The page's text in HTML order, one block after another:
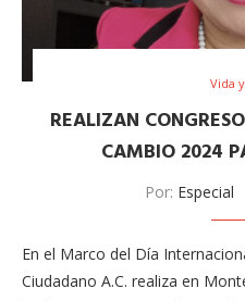
Vida
REALIZAN
CAMBIO 2024
Por: Especial
En el Marco del Día
Ciudadano A.C. realiza en